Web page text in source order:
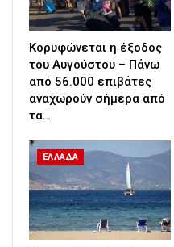
Κορυφώνεται η έξοδος
του Αυγούστου – Πάνω
από 56.000 επιβάτες
αναχωρούν σήμερα από
τα…
ΕΛΛΑΔΑ